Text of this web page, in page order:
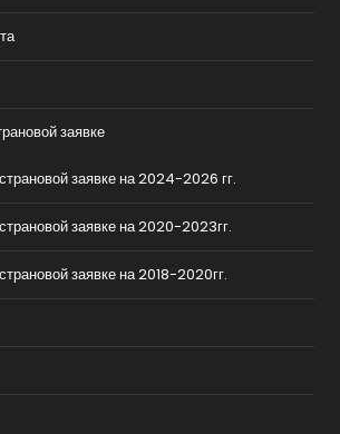
заявке
заявке на 2024-2026 гг.
заявке на 2020-2023гг.
заявке на 2018-2020гг.